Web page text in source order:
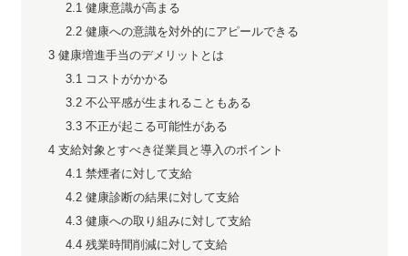
2.1 健康意識が高まる
2.2 健康への意識を対外的にアピールできる
3健康増進手当のデメリットとは
3.1 コストがかかる
3.2 不公平感が生まれることもある
3.3 不正が起こる可能性がある
4支給対象とすべき従業員と導入のポイント
4.1 禁煙者に対して支給
4.2 健康診断の結果に対して支給
4.3 健康への取り組みに対して支給
4.4 残業時間削減に対して支給